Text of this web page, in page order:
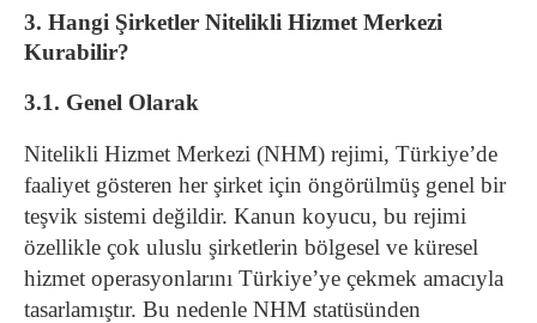
3. Hangi Şirketler Nitelikli Hizmet Merkezi
Kurabilir?
3.1. Genel Olarak
Nitelikli Hizmet Merkezi (NHM) rejimi, Türkiye’de
faaliyet gösteren her şirket için öngörülmüş genel bir
teşvik sistemi değildir. Kanun koyucu, bu rejimi
özellikle çok uluslu şirketlerin bölgesel ve küresel
hizmet operasyonlarını Türkiye’ye çekmek amacıyla
tasarlamıştır. Bu nedenle NHM statüsünden